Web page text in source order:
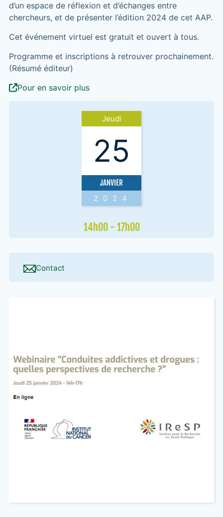
d’un espace de réflexion et d’échanges entre
chercheurs, et de présenter l’édition 2024 de cet AAP.
Cet événement virtuel est gratuit et ouvert à tous.
Programme et inscriptions à retrouver prochainement.
(Résumé éditeur)
Pour en savoir plus
Jeudi
25
JANVIER
2024
14h00 - 17h00
Contact